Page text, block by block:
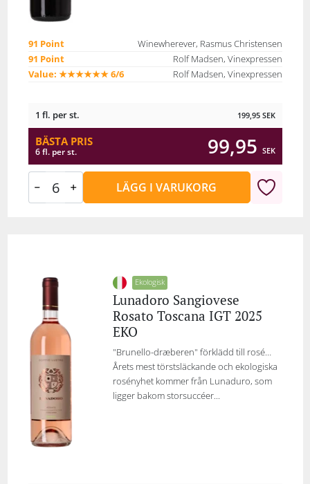
91 Point
Winewherever, Rasmus Christensen
91 Point
Rolf Madsen, Vinexpressen
Value: ★★★★★★ 6/6
Rolf Madsen, Vinexpressen
1 fl. per st. 199,95 SEK
BÄSTA PRIS
6 fl. per st. 99,95 SEK
LÄGG I VARUKORG
Ekologisk
Lunadoro Sangiovese
Rosato Toscana IGT 2025
EKO
"Brunello-dræberen" förklädd till rosé…
Årets mest törstsläckande och ekologiska
rosényhet kommer från Lunaduro, som
ligger bakom storsuccéer...